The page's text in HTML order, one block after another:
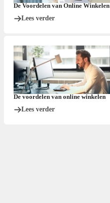
De Voordelen van Online Winkelen
Lees verder
De voordelen van online winkelen
Lees verder